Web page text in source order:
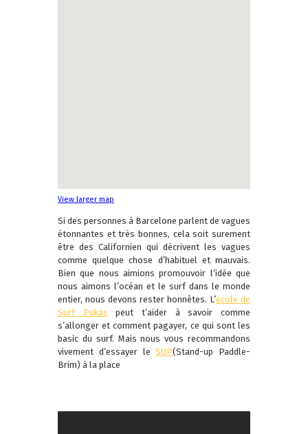
View larger map
Si des personnes à Barcelone parlent de vagues
étonnantes et très bonnes, cela soit surement
être des Californien qui décrivent les vagues
comme quelque chose d’habituel et mauvais.
Bien que nous aimions promouvoir l’idée que
nous aimons l’océan et le surf dans le monde
entier, nous devons rester honnêtes. L’école de
Surf Pukas peut t’aider à savoir comme
s’allonger et comment pagayer, ce qui sont les
basic du surf. Mais nous vous recommandons
vivement d’essayer leSUP(Stand-up Paddle-
Brim) à la place